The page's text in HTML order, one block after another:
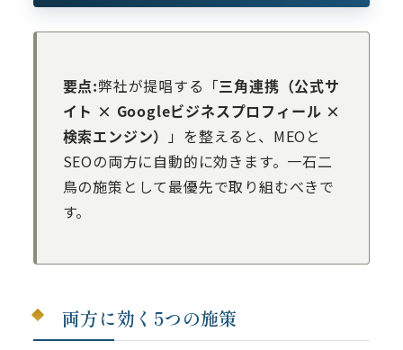
要点:弊社が提唱する「三角連携（公式サ
イト × Googleビジネスプロフィール ×
検索エンジン）
」を整えると、MEOと
SEOの両方に自動的に効きます。一石二
鳥の施策として最優先で取り組むべきで
す。
両方に効く5つの施策